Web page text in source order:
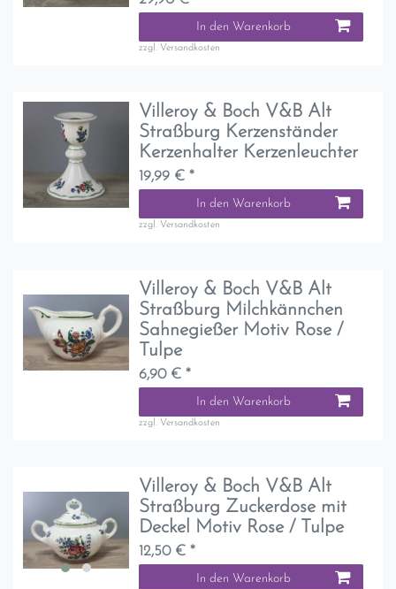
In den Warenkorb
zzgl. Versandkosten
Villeroy & Boch V&B Alt
Straßburg Kerzenständer
Kerzenhalter Kerzenleuchter
19,99 € *
In den Warenkorb
zzgl. Versandkosten
Villeroy & Boch V&B Alt
Straßburg Milchkännchen
Sahnegießer Motiv Rose /
Tulpe
6,90 € *
In den Warenkorb
zzgl. Versandkosten
Villeroy & Boch V&B Alt
Straßburg Zuckerdose mit
Deckel Motiv Rose / Tulpe
12,50 € *
In den Warenkorb